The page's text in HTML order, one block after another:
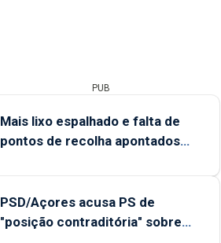
PUB
Mais lixo espalhado e falta de
pontos de recolha apontados
PSD/Açores acusa PS de
"posição contraditória" sobre